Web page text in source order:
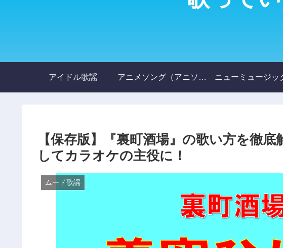
アイドル歌謡 アニメソング（アニソン） ニューミュージッ
【保存版】『裏町酒場』の歌い方を徹
してカラオケの主役に！
ムード歌謡